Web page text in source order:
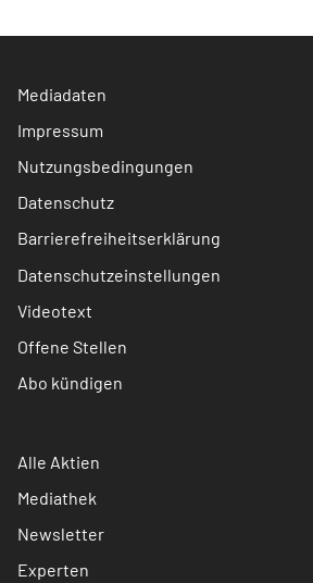
Mediadaten
Impressum
Nutzungsbedingungen
Datenschutz
Barrierefreiheitserklärung
Datenschutzeinstellungen
Videotext
Offene Stellen
Abo kündigen
Alle Aktien
Mediathek
Newsletter
Experten